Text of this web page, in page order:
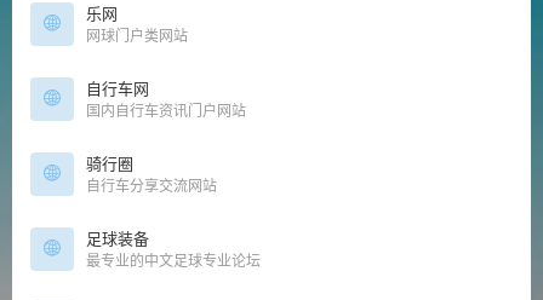
乐网
网球门户类网站
自行车网
国内自行车资讯门户网站
骑行圈
自行车分享交流网站
足球装备
最专业的中文足球专业论坛